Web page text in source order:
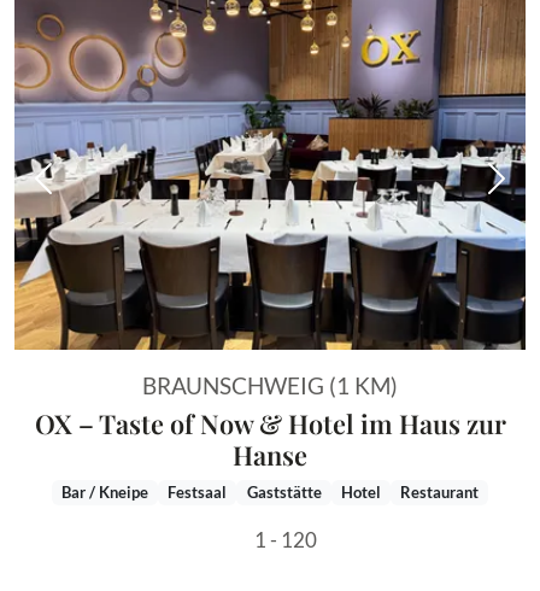
Vorheriges Bild
BRAUNSCHWEIG (1 KM)
OX – Taste of Now & Hotel im Haus zur
Hanse
Bar / Kneipe Festsaal Gaststätte Hotel Restaurant
1 - 120